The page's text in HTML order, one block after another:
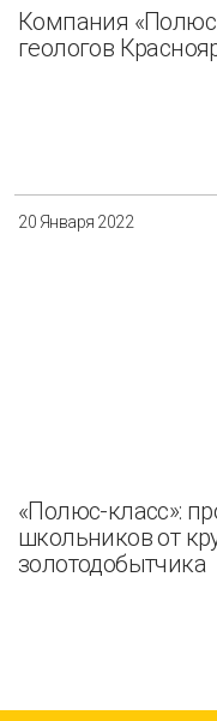
Компания
геологов
20 Января 2022
«Полюс-класс»:
школьников от
золотодобытчика